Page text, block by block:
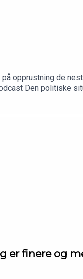
opprustning de
Den politiske
er finere og